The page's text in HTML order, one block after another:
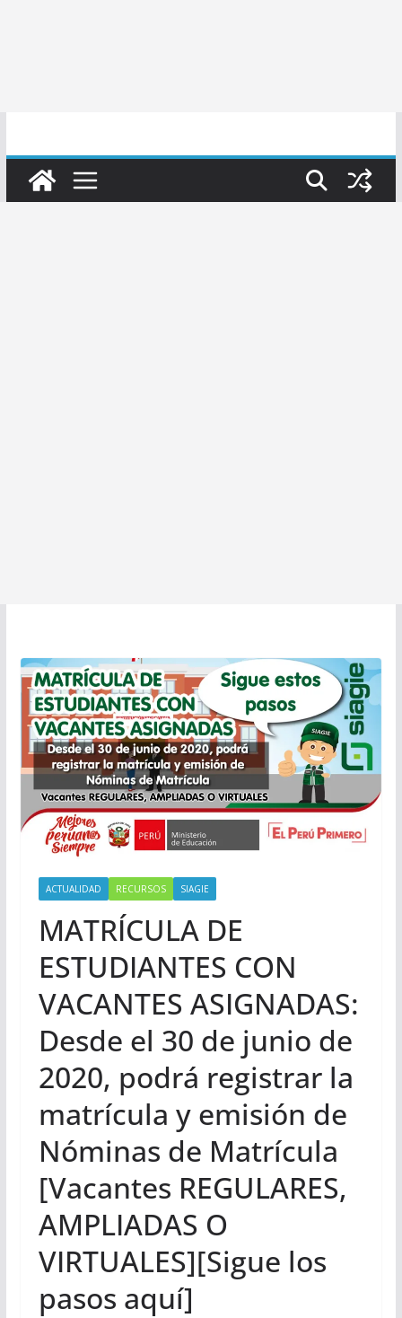
ACTUALIDAD RECURSOS SIAGIE
MATRÍCULA DE
ESTUDIANTES CON
VACANTES ASIGNADAS:
Desde el 30 de junio de
2020, podrá registrar la
matrícula y emisión de
Nóminas de Matrícula
[Vacantes REGULARES,
AMPLIADAS O
VIRTUALES][Sigue los
pasos aquí]